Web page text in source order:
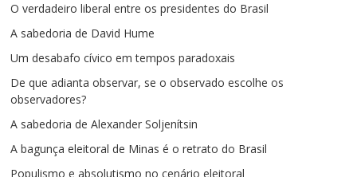
O verdadeiro liberal entre os presidentes do Brasil
A sabedoria de David Hume
Um desabafo cívico em tempos paradoxais
De que adianta observar, se o observado escolhe os
observadores?
A sabedoria de Alexander Soljenítsin
A bagunça eleitoral de Minas é o retrato do Brasil
Populismo e absolutismo no cenário eleitoral